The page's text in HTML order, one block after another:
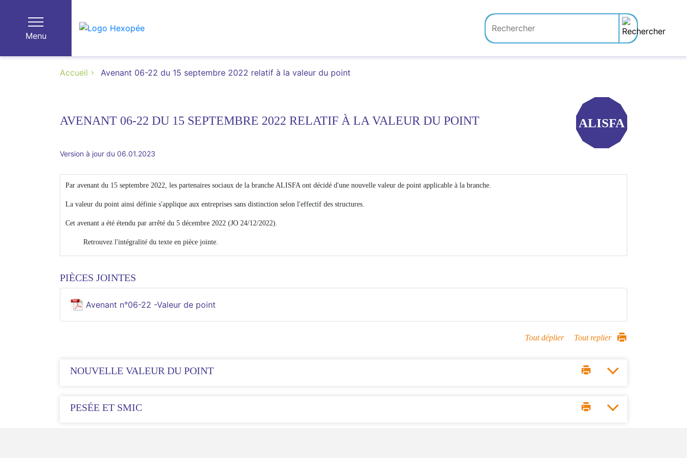
Menu
Accueil Avenant 06-22 du 15 septembre 2022 relatif à la valeur du point
AVENANT 06-22 DU 15 SEPTEMBRE 2022 RELATIF À LA VALEUR DU POINT ALISFA
Version à jour du 06.01.2023
Par avenant du 15 septembre 2022, les partenaires sociaux de la branche ALISFA ont décidé d'une nouvelle valeur de point applicable à la branche.
La valeur du point ainsi définie s'applique aux entreprises sans distinction selon l'effectif des structures.
Cet avenant a été étendu par arrêté du 5 décembre 2022 (JO 24/12/2022).
Retrouvez l'intégralité du texte en pièce jointe.
PIÈCES JOINTES
Avenant n°06-22 -Valeur de point
Tout déplier Tout replier
NOUVELLE VALEUR DU POINT
PESÉE ET SMIC